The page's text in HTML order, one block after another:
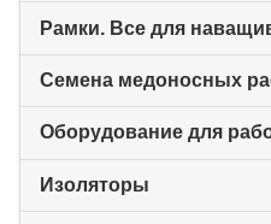
Рамки. Все для
Семена медоносных
Оборудование для
Изоляторы